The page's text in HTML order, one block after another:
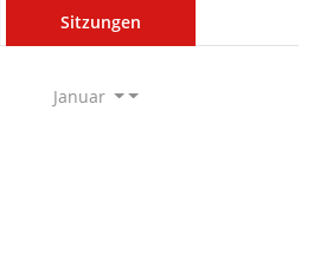
Sitzungen
Januar